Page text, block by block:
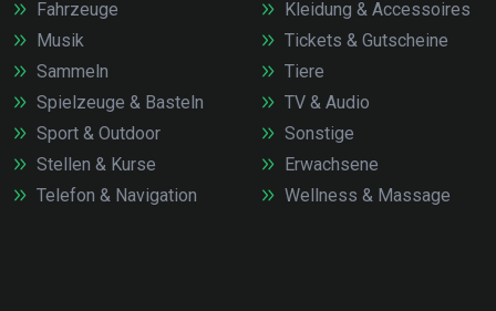
Fahrzeuge
Kleidung & Accessoires
Musik
Sammeln
Spielzeuge & Basteln
Sport & Outdoor
Stellen & Kurse
Telefon & Navigation
Tickets & Gutscheine
Tiere
TV & Audio
Sonstige
Erwachsene
Wellness & Massage